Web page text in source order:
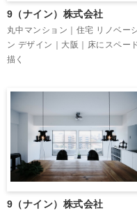
9（ナイン）株式会社
丸中マンション｜住宅 リノベー
ン デザイン｜大阪｜床にスペー
描く
9（ナイン）株式会社